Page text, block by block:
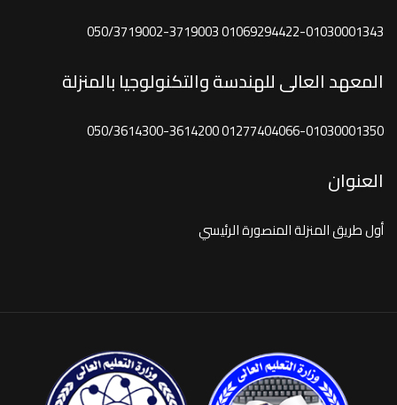
01069294422-01030001343 050/3719002-3719003
المعهد العالى للهندسة والتكنولوجيا بالمنزلة
01277404066-01030001350 050/3614300-3614200
العنوان
أول طريق المنزلة المنصورة الرئيسي